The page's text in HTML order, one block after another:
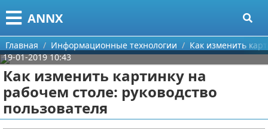
ANNX
Меню
Главная
Категории
Информационные технологии
Поиск
О проекте
Главная Информационные технологии
Как изменить
19-01-2019 10:43
Как изменить картинку на
рабочем столе: руководство
пользователя